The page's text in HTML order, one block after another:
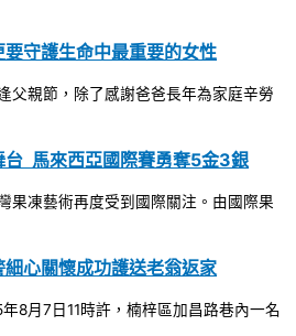
守護生命中最重要的女性
父親節，除了感謝爸爸長年為家庭辛勞
台 馬來西亞國際賽勇奪5金3銀
果凍藝術再度受到國際關注。由國際果
心關懷成功護送老翁返家
年8月7日11時許，楠梓區加昌路巷內一名